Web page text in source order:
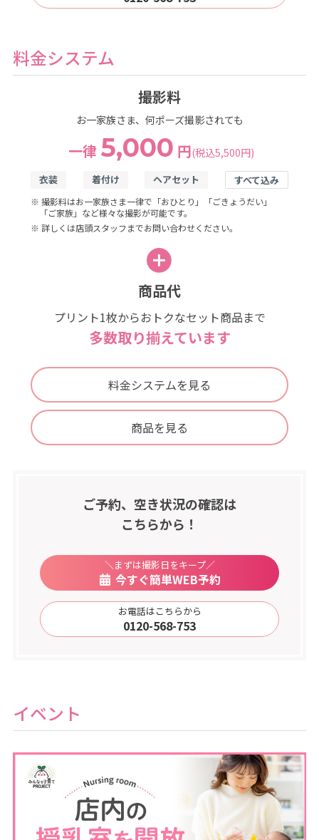
料金システム
撮影料
お一家族さま、何ポーズ撮影されても
一律 5,000 円(税込5,500円)
衣装 着付け ヘアセット すべて込み
※ 撮影料はお一家族さま一律で「おひとり」「ごきょうだい」
「ご家族」など様々な撮影が可能です。
※ 詳しくは店頭スタッフまでお問い合わせください。
商品代
プリント1枚からおトクなセット商品まで
多数取り揃えています
料金システムを見る
商品を見る
ご予約、空き状況の確認は
こちらから！
＼まずは撮影日をキープ／
今すぐ簡単WEB予約
お電話はこちらから
0120-568-753
イベント